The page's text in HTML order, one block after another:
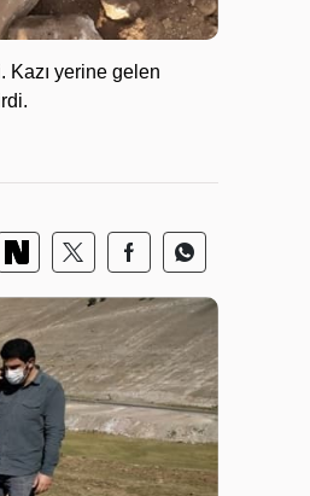
Kazı yerine gelen